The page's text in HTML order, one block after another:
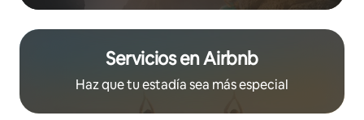
Servicios en Airbnb
Haz que tu estadía sea más especial